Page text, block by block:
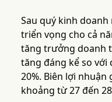
Sau quý kinh doanh
triển vọng cho cả
tăng trưởng doanh
tăng đáng kể so với
20%. Biên lợi
khoảng từ 27 đến